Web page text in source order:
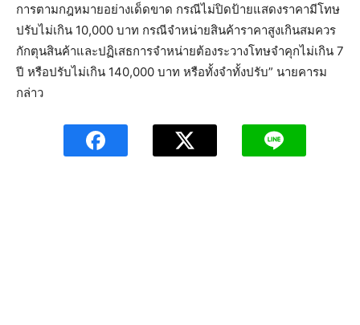
การตามกฎหมายอย่างเด็ดขาด กรณีไม่ปิดป้ายแสดงราคามีโทษ
ปรับไม่เกิน 10,000 บาท กรณีจำหน่ายสินค้าราคาสูงเกินสมควร
กักตุนสินค้าและปฏิเสธการจำหน่ายต้องระวางโทษจำคุกไม่เกิน 7
ปี หรือปรับไม่เกิน 140,000 บาท หรือทั้งจำทั้งปรับ” นายคารม
กล่าว